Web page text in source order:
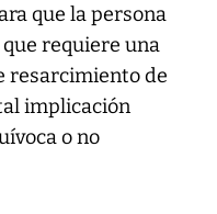
que la persona
requiere una
resarcimiento de
implicación
o no